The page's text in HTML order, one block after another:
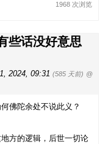
1968 次浏览
些话没好意思
2024, 09:31 (585 天前) @
佛陀余处不说此义？
方的逻辑，后世一切论